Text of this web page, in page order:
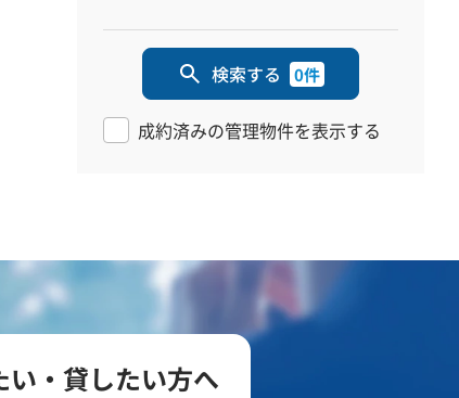
検索する 0件
成約済みの管理物件を表示する
・貸したい方へ